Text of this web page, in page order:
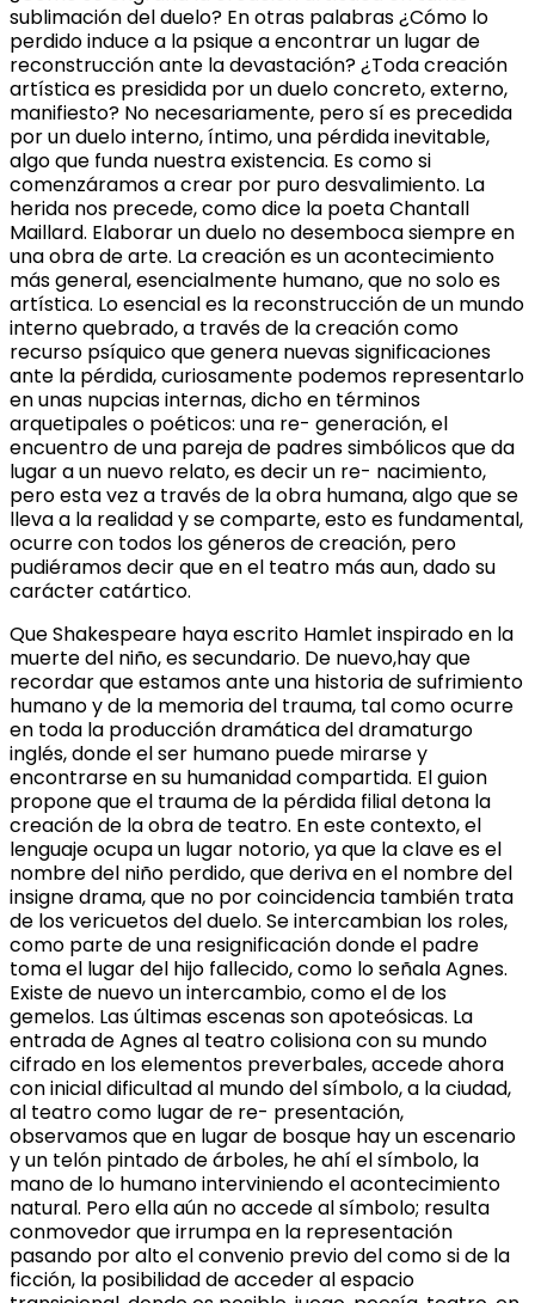
sublimación del duelo? En otras palabras ¿Cómo lo
perdido induce a la psique a encontrar un lugar de
reconstrucción ante la devastación? ¿Toda creación
artística es presidida por un duelo concreto, externo,
manifiesto? No necesariamente, pero sí es precedida
por un duelo interno, íntimo, una pérdida inevitable,
algo que funda nuestra existencia. Es como si
comenzáramos a crear por puro desvalimiento. La
herida nos precede, como dice la poeta Chantall
Maillard. Elaborar un duelo no desemboca siempre en
una obra de arte. La creación es un acontecimiento
más general, esencialmente humano, que no solo es
artística. Lo esencial es la reconstrucción de un mundo
interno quebrado, a través de la creación como
recurso psíquico que genera nuevas significaciones
ante la pérdida, curiosamente podemos representarlo
en unas nupcias internas, dicho en términos
arquetipales o poéticos: una re- generación, el
encuentro de una pareja de padres simbólicos que da
lugar a un nuevo relato, es decir un re- nacimiento,
pero esta vez a través de la obra humana, algo que se
lleva a la realidad y se comparte, esto es fundamental,
ocurre con todos los géneros de creación, pero
pudiéramos decir que en el teatro más aun, dado su
carácter catártico.
Que Shakespeare haya escrito Hamlet inspirado en la
muerte del niño, es secundario. De nuevo,hay que
recordar que estamos ante una historia de sufrimiento
humano y de la memoria del trauma, tal como ocurre
en toda la producción dramática del dramaturgo
inglés, donde el ser humano puede mirarse y
encontrarse en su humanidad compartida. El guion
propone que el trauma de la pérdida filial detona la
creación de la obra de teatro. En este contexto, el
lenguaje ocupa un lugar notorio, ya que la clave es el
nombre del niño perdido, que deriva en el nombre del
insigne drama, que no por coincidencia también trata
de los vericuetos del duelo. Se intercambian los roles,
como parte de una resignificación donde el padre
toma el lugar del hijo fallecido, como lo señala Agnes.
Existe de nuevo un intercambio, como el de los
gemelos. Las últimas escenas son apoteósicas. La
entrada de Agnes al teatro colisiona con su mundo
cifrado en los elementos preverbales, accede ahora
con inicial dificultad al mundo del símbolo, a la ciudad,
al teatro como lugar de re- presentación,
observamos que en lugar de bosque hay un escenario
y un telón pintado de árboles, he ahí el símbolo, la
mano de lo humano interviniendo el acontecimiento
natural. Pero ella aún no accede al símbolo; resulta
conmovedor que irrumpa en la representación
pasando por alto el convenio previo del como si de la
ficción, la posibilidad de acceder al espacio